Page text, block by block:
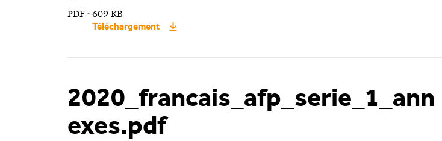
PDF - 609 KB
Téléchargement
2020_francais_afp_serie_1_ann
exes.pdf